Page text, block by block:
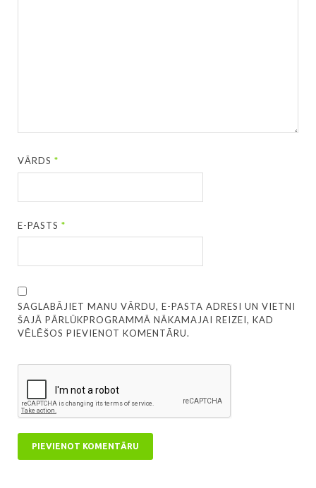
VĀRDS*
E-PASTS*
SAGLABĀJIET MANU VĀRDU, E-PASTA ADRESI UN VIETNI
ŠAJĀ PĀRLŪKPROGRAMMĀ NĀKAMAJAI REIZEI, KAD
VĒLĒŠOS PIEVIENOT KOMENTĀRU.